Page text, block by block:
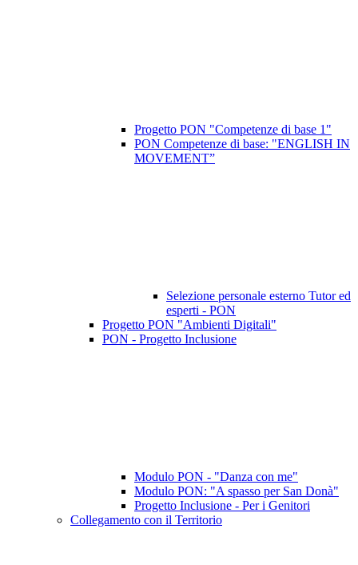
Progetto PON "Competenze di base 1"
PON Competenze di base: "ENGLISH IN
MOVEMENT”
Selezione personale esterno Tutor ed
esperti - PON
Progetto PON "Ambienti Digitali"
PON - Progetto Inclusione
Modulo PON - "Danza con me"
Modulo PON: "A spasso per San Donà"
Progetto Inclusione - Per i Genitori
Collegamento con il Territorio